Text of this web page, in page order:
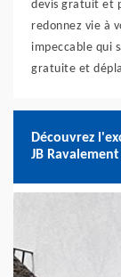
devis gratuit et
redonnez vie à
impeccable qui
gratuite et
Découvrez
JB